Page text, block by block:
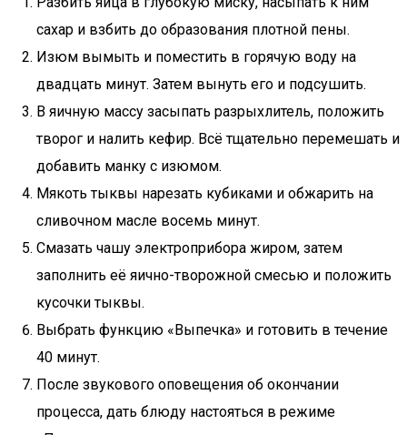
сахар и взбить до образования плотной пены.
Изюм вымыть и поместить в горячую воду на
двадцать минут. Затем вынуть его и подсушить.
В яичную массу засыпать разрыхлитель, положить
творог и налить кефир. Всё тщательно перемешать и
добавить манку с изюмом.
Мякоть тыквы нарезать кубиками и обжарить на
сливочном масле восемь минут.
Смазать чашу электроприбора жиром, затем
заполнить её яично-творожной смесью и положить
кусочки тыквы.
Выбрать функцию «Выпечка» и готовить в течение
40 минут.
После звукового оповещения об окончании
процесса, дать блюду настояться в режиме